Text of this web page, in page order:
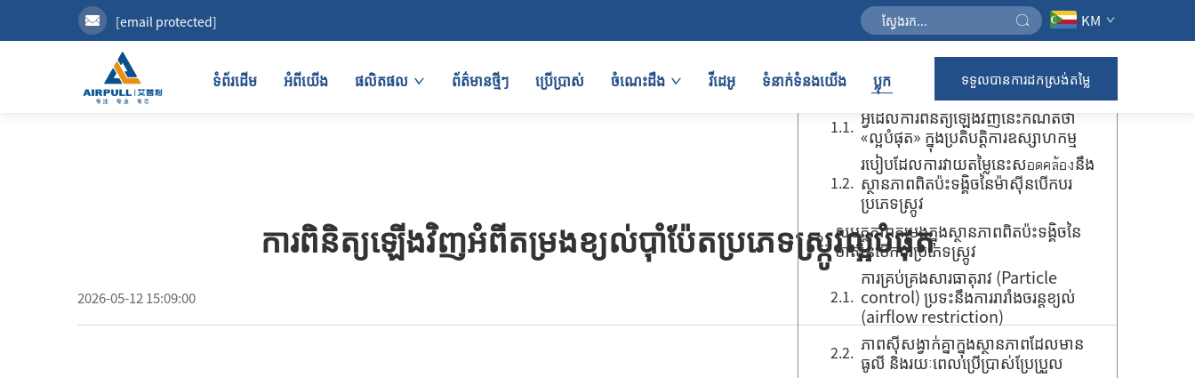
[email protected] KM
ទំព័រដើម អំពីយើង ផលិតផល ព័ត៌មានថ្មីៗ ប្រើប្រាស់ ចំណេះដឹង វីដេអូ ទំនាក់ទំនងយើង ប្លុក ទទួលបានការដកស្រង់តម្លៃ
ការពិនិត្យឡើងវិញអំពីតម្រងខ្យល់ប៉ាំប៉ែតប្រភេទស្ក្រូវល្អបំផុត
2026-05-12 15:09:00
ទំព័រ ដើម
វិសាលភាពនៃការវាយតម្លៃ និងស្តង់ដារវាយតម្លៃ
អ្វីដែលការពិនិត្យឡើងវិញនេះកំណត់ថា
«ល្អបំផុត» ក្នុងប្រតិបត្តិការឧស្សាហកម្ម
របៀបដែលការវាយតម្លៃនេះសอดคล้องនឹង
ស្ថានភាពពិតប៉ះទង្គិចនៃម៉ាស៊ីនបើកបរ
ប្រភេទស្ក្រូវ
សមត្ថភាពតម្រងក្នុងស្ថានភាពពិតប៉ះទង្គិចនៃ
ម៉ាស៊ីនបើកបរប្រភេទស្ក្រូវ
ការគ្រប់គ្រងសារធាតុរាវ (Particle
control) ប្រទះនឹងការរារាំងចរន្តខ្យល់
(airflow restriction)
ភាពស៊ីសង្វាក់គ្នាក្នុងស្ថានភាពដែលមាន
ធូលី និងរយៈពេលប្រើប្រាស់ប្រែប្រួល